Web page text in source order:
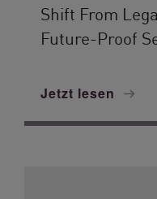
Shift From
Future-Proof
Jetzt lesen